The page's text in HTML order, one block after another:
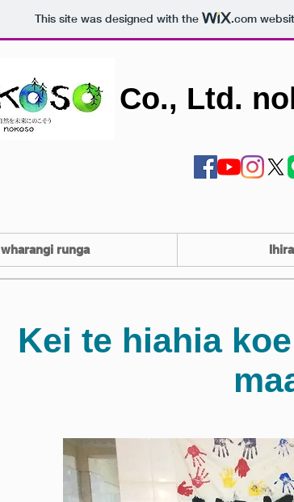
This site was designed with the .com
Co., Ltd.
wharangi runga
Kei te hiahia